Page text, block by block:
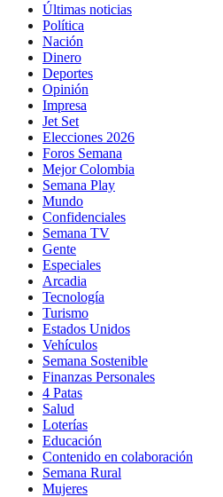
Últimas noticias
Política
Nación
Dinero
Deportes
Opinión
Impresa
Jet Set
Elecciones 2026
Foros Semana
Mejor Colombia
Semana Play
Mundo
Confidenciales
Semana TV
Gente
Especiales
Arcadia
Tecnología
Turismo
Estados Unidos
Vehículos
Semana Sostenible
Finanzas Personales
4 Patas
Salud
Loterías
Educación
Contenido en colaboración
Semana Rural
Mujeres